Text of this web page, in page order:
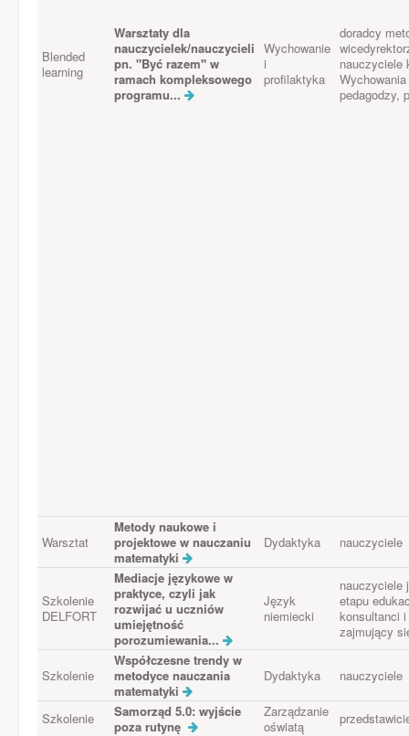
Blended
learning
Warsztaty dla
nauczycielek/nauczycieli
pn. "Być razem" w
ramach kompleksowego
programu...
Wychowanie
i
profilaktyka
doradcy
nauczyciele
pedagodzy,
Warsztat
Metody naukowe i
projektowe w nauczaniu
matematyki
Dydaktyka nauczyciele
Szkolenie
DELFORT
Mediacje językowe w
praktyce, czyli jak
rozwijać u uczniów
umiejętność
porozumiewania...
Język
niemiecki
nauczyciele
etapu
konsultanci
zajmujący
Szkolenie
Współczesne trendy w
metodyce nauczania
matematyki
Dydaktyka nauczyciele
Szkolenie
Samorząd 5.0: wyjście
poza rutynę
Zarządzanie
oświatą